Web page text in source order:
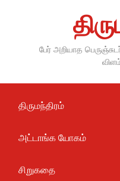
பேர் அறியாத
திருமந்திரம்
அட்டாங்க யோகம்
சிறுகதை